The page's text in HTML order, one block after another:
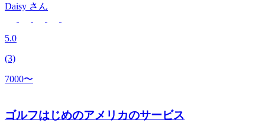
Daisy さん
5.0
(3)
7000〜
ゴルフはじめのアメリカのサービス